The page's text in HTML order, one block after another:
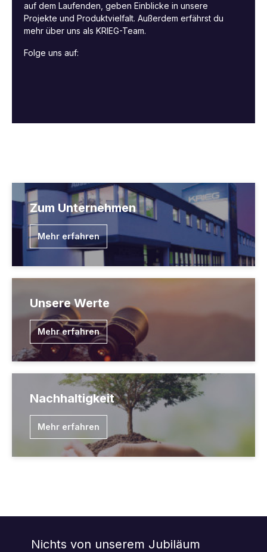
auf dem Laufenden, geben Einblicke in unsere
Projekte und Produktvielfalt. Außerdem erfährst du
mehr über uns als KRIEG-Team.
Folge uns auf:
Zum Unternehmen
Mehr erfahren
Unsere Werte
Mehr erfahren
Nachhaltigkeit
Mehr erfahren
Nichts von unserem Jubiläum